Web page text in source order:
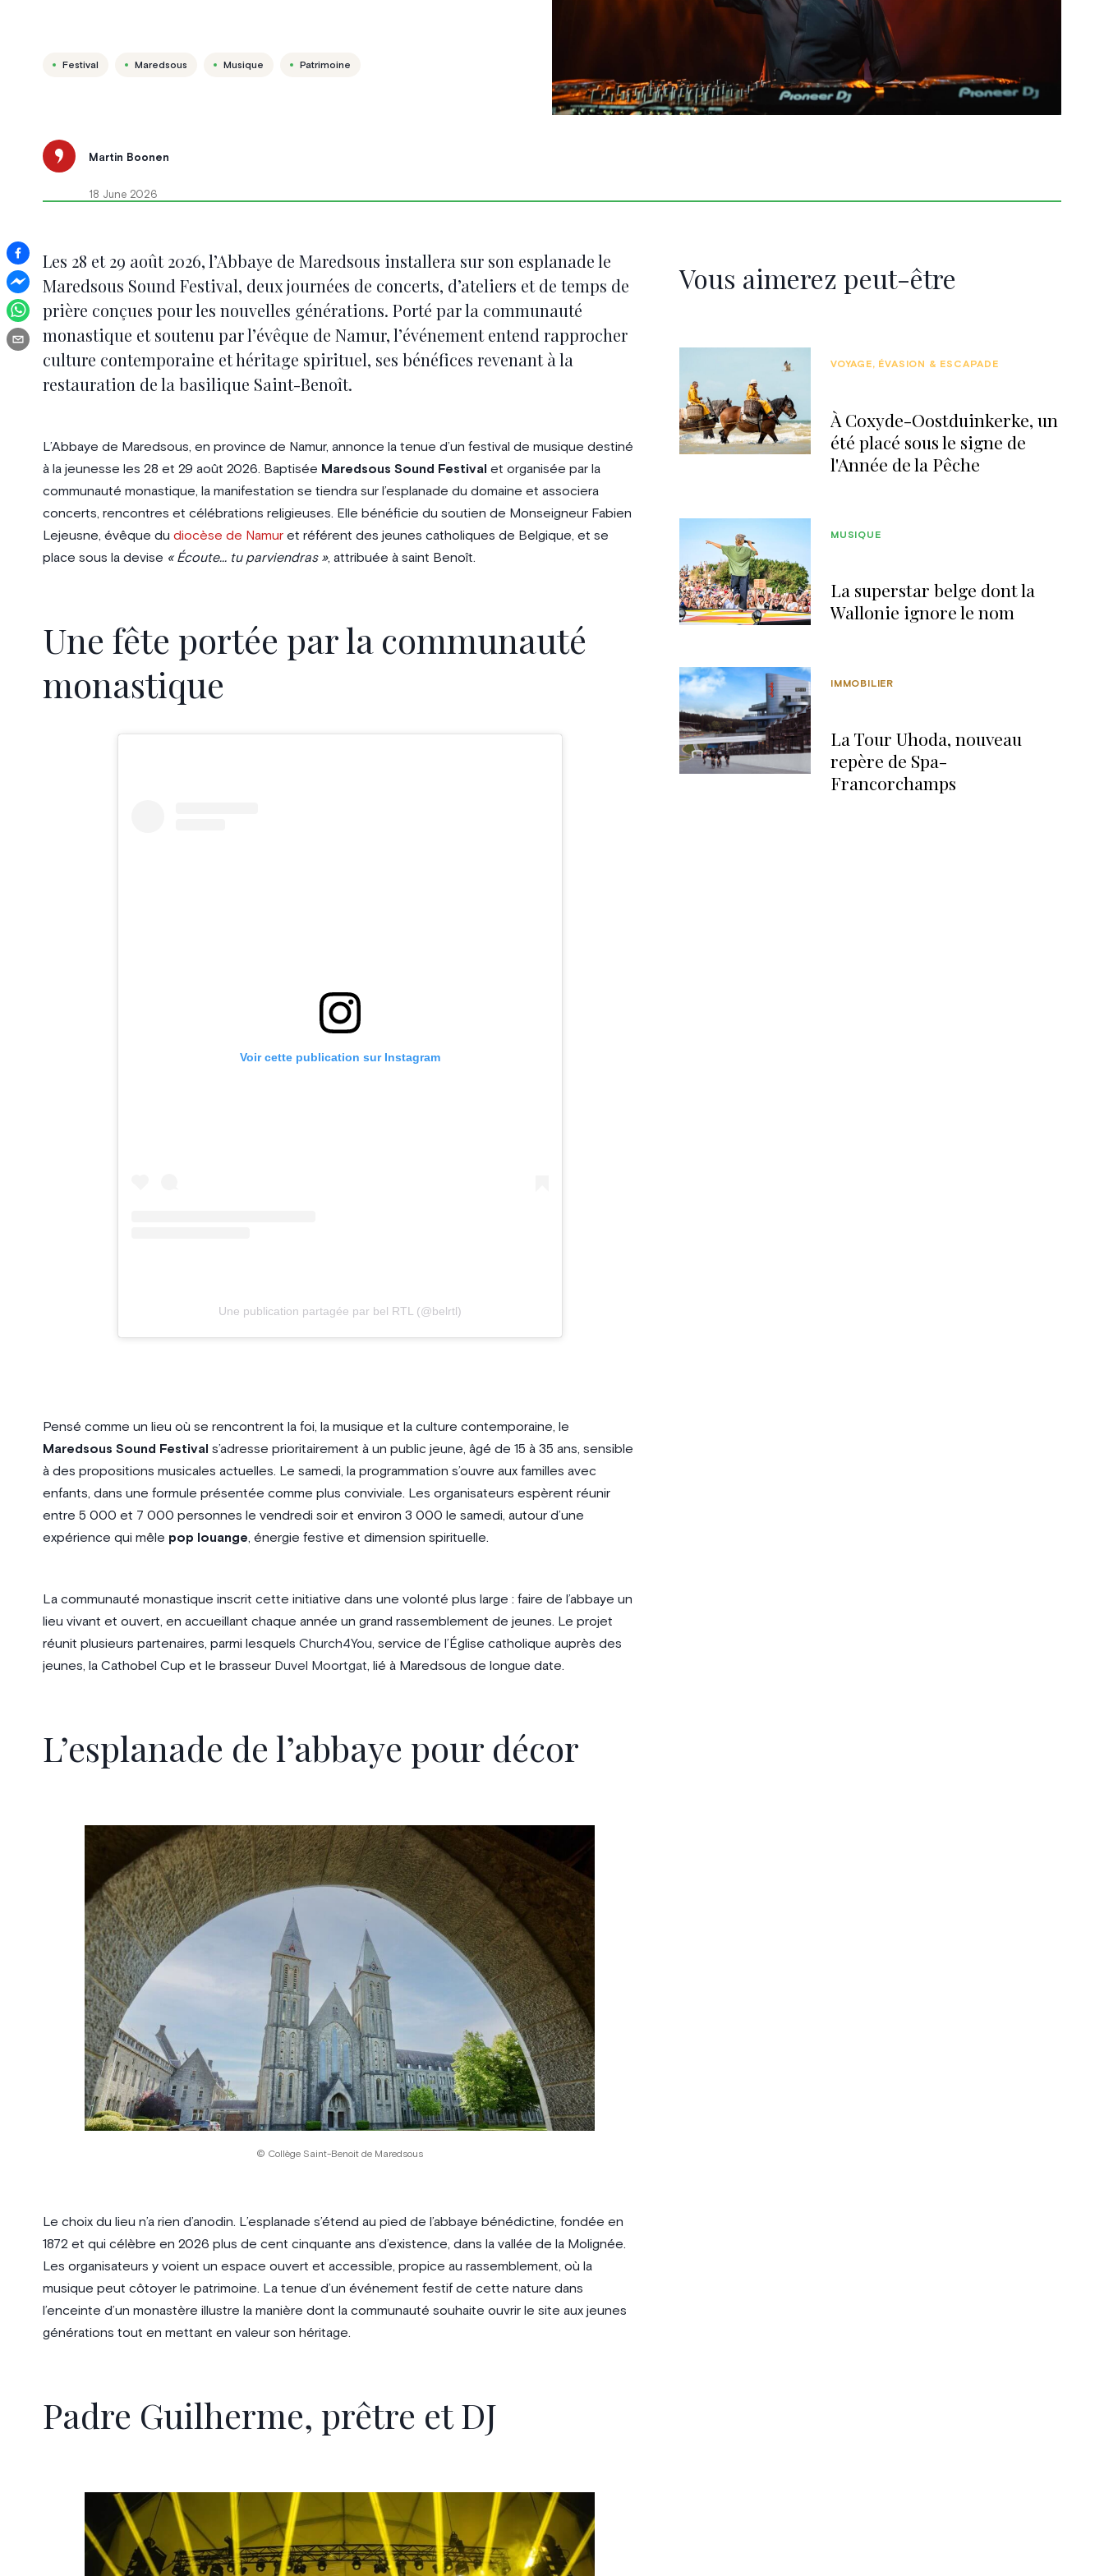
Festival Maredsous Musique Patrimoine
Martin Boonen
18 June 2026
Les 28 et 29 août 2026, l’Abbaye de Maredsous installera sur son esplanade le
Maredsous Sound Festival, deux journées de concerts, d’ateliers et de temps de
prière conçues pour les nouvelles générations. Porté par la communauté
monastique et soutenu par l’évêque de Namur, l’événement entend rapprocher
culture contemporaine et héritage spirituel, ses bénéfices revenant à la
restauration de la basilique Saint-Benoît.
L’Abbaye de Maredsous, en province de Namur, annonce la tenue d’un festival de musique destiné
à la jeunesse les 28 et 29 août 2026. Baptisée Maredsous Sound Festival et organisée par la
communauté monastique, la manifestation se tiendra sur l’esplanade du domaine et associera
concerts, rencontres et célébrations religieuses. Elle bénéficie du soutien de Monseigneur Fabien
Lejeusne, évêque du diocèse de Namuret référent des jeunes catholiques de Belgique, et se
place sous la devise « Écoute… tu parviendras », attribuée à saint Benoît.
Une fête portée par la communauté
monastique
Voir cette publication sur Instagram
Une publication partagée par bel RTL (@belrtl)
Pensé comme un lieu où se rencontrent la foi, la musique et la culture contemporaine, le
Maredsous Sound Festival s’adresse prioritairement à un public jeune, âgé de 15 à 35 ans, sensible
à des propositions musicales actuelles. Le samedi, la programmation s’ouvre aux familles avec
enfants, dans une formule présentée comme plus conviviale. Les organisateurs espèrent réunir
entre 5 000 et 7 000 personnes le vendredi soir et environ 3 000 le samedi, autour d’une
expérience qui mêle pop louange, énergie festive et dimension spirituelle.
La communauté monastique inscrit cette initiative dans une volonté plus large : faire de l’abbaye un
lieu vivant et ouvert, en accueillant chaque année un grand rassemblement de jeunes. Le projet
réunit plusieurs partenaires, parmi lesquels Church4You, service de l’Église catholique auprès des
jeunes, la Cathobel Cup et le brasseur Duvel Moortgat, lié à Maredsous de longue date.
L’esplanade de l’abbaye pour décor
© Collège Saint-Benoit de Maredsous
Le choix du lieu n’a rien d’anodin. L’esplanade s’étend au pied de l’abbaye bénédictine, fondée en
1872 et qui célèbre en 2026 plus de cent cinquante ans d’existence, dans la vallée de la Molignée.
Les organisateurs y voient un espace ouvert et accessible, propice au rassemblement, où la
musique peut côtoyer le patrimoine. La tenue d’un événement festif de cette nature dans
l’enceinte d’un monastère illustre la manière dont la communauté souhaite ouvrir le site aux jeunes
générations tout en mettant en valeur son héritage.
Padre Guilherme, prêtre et DJ
Vous aimerez peut-être
À Coxyde-Oostduinkerke, un
été placé sous le signe de
l'Année de la Pêche
VOYAGE, ÉVASION & ESCAPADE
La superstar belge dont la
Wallonie ignore le nom
MUSIQUE
La Tour Uhoda, nouveau
repère de Spa-
Francorchamps
IMMOBILIER